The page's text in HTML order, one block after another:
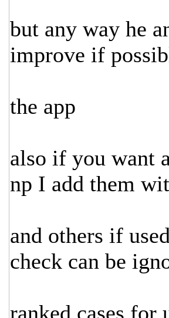
but any way he
improve if
the app
also if you want
np I add them
and others if
check can be
ranked cases for